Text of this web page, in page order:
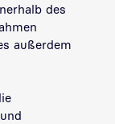
des
außerdem